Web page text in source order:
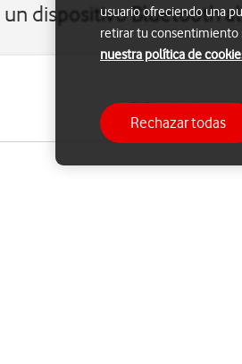
dispositivo Bluetooth
El Bluetooth es
usuario ofreciendo una
retirar tu consentimiento
nuestra política de
Rechazar todas